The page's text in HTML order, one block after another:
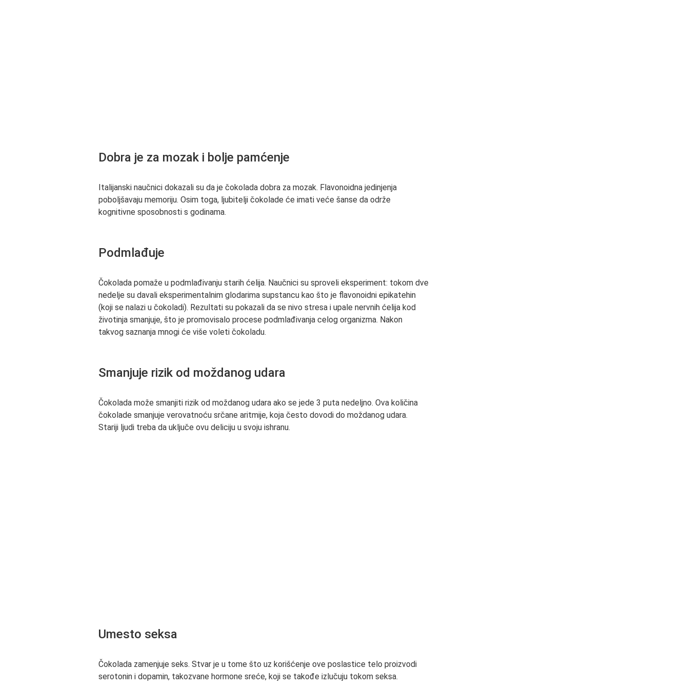
Dobra je za mozak i bolje pamćenje
Italijanski naučnici dokazali su da je čokolada dobra za mozak. Flavonoidna jedinjenja
poboljšavaju memoriju. Osim toga, ljubitelji čokolade će imati veće šanse da održe
kognitivne sposobnosti s godinama.
Podmlađuje
Čokolada pomaže u podmlađivanju starih ćelija. Naučnici su sproveli eksperiment: tokom dve
nedelje su davali eksperimentalnim glodarima supstancu kao što je flavonoidni epikatehin
(koji se nalazi u čokoladi). Rezultati su pokazali da se nivo stresa i upale nervnih ćelija kod
životinja smanjuje, što je promovisalo procese podmlađivanja celog organizma. Nakon
takvog saznanja mnogi će više voleti čokoladu.
Smanjuje rizik od moždanog udara
Čokolada može smanjiti rizik od moždanog udara ako se jede 3 puta nedeljno. Ova količina
čokolade smanjuje verovatnoću srčane aritmije, koja često dovodi do moždanog udara.
Stariji ljudi treba da uključe ovu deliciju u svoju ishranu.
Umesto seksa
Čokolada zamenjuje seks. Stvar je u tome što uz korišćenje ove poslastice telo proizvodi
serotonin i dopamin, takozvane hormone sreće, koji se takođe izlučuju tokom seksa.